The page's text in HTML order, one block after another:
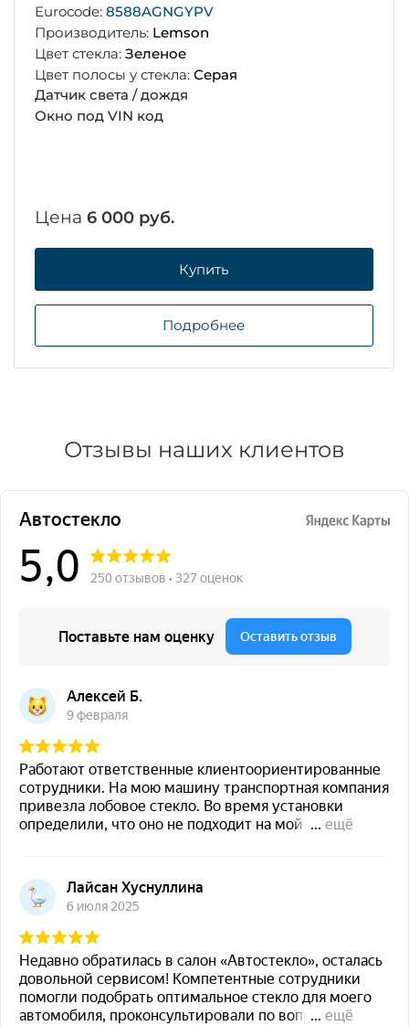
Eurocode:8588AGNGYPV
Производитель: Lemson
Цвет стекла:Зеленое
Цвет полосы у стекла:Серая
Датчик света / дождя
Окно под VIN код
Цена6 000 руб.
Купить
Подробнее
Отзывы наших клиентов